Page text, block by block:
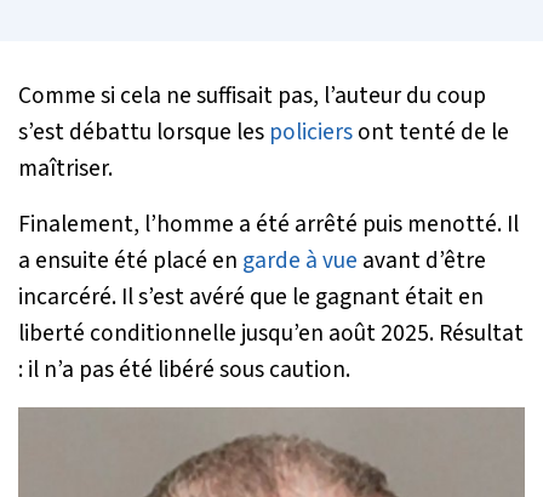
Comme si cela ne suffisait pas, l’auteur du coup
s’est débattu lorsque les policiersont tenté de le
maîtriser.
Finalement, l’homme a été arrêté puis menotté. Il
a ensuite été placé en garde à vue avant d’être
incarcéré. Il s’est avéré que le gagnant était en
liberté conditionnelle jusqu’en août 2025. Résultat
: il n’a pas été libéré sous caution.